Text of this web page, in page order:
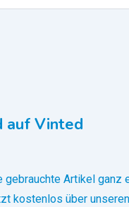
auf Vinted
gebrauchte Artikel ganz
kostenlos über